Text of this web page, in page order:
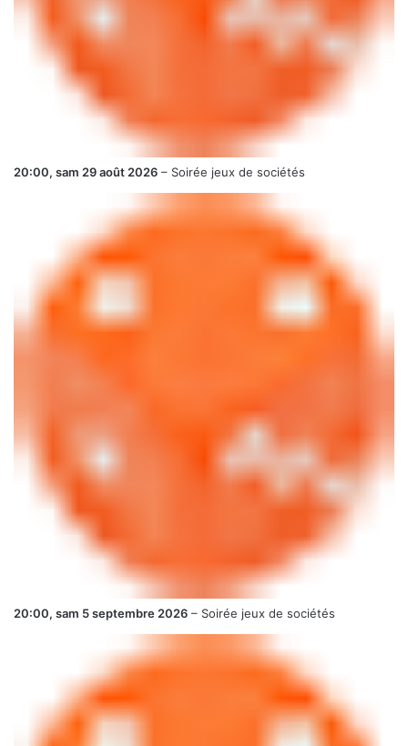
20:00, sam 29 août 2026 – Soirée jeux de sociétés
20:00, sam 5 septembre 2026 – Soirée jeux de sociétés